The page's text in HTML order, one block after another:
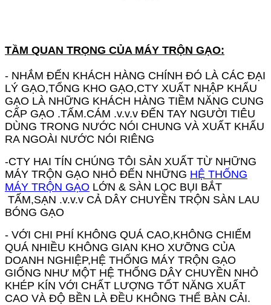
TẦM QUAN TRỌNG CỦA MÁY TRỘN GẠO:
- NHẮM ĐẾN KHÁCH HÀNG CHÍNH ĐÓ LÀ CÁC ĐẠI
LÝ GẠO,TỔNG KHO GẠO,CTY XUẤT NHẬP KHẨU
GẠO LÀ NHỮNG KHÁCH HÀNG TIỀM NĂNG CUNG
CẤP GẠO .TẤM.CÁM .v.v.v ĐẾN TAY NGƯỜI TIÊU
DÙNG TRONG NƯỚC NÓI CHUNG VÀ XUẤT KHẨU
RA NGOÀI NƯỚC NÓI RIÊNG
-CTY HAI TÍN CHÚNG TÔI SẢN XUẤT TỪ NHỮNG
MÁY TRỘN GẠO NHỎ ĐẾN NHỮNG HỆ THỐNG
MÁY TRỘN GẠO LỚN & SÀN LỌC BỤI BẮT
TẤM,SẠN .v.v.v CẢ DÂY CHUYỀN TRỘN SÀN LAU
BÓNG GẠO
- VỚI CHI PHÍ KHÔNG QUÁ CAO,KHÔNG CHIẾM
QUÁ NHIỀU KHÔNG GIAN KHO XƯỠNG CỦA
DOANH NGHIỆP,HỆ THỐNG MÁY TRỘN GẠO
GIỐNG NHƯ MỘT HỆ THỐNG DÂY CHUYỀN NHỎ
KHÉP KÍN VỚI CHẤT LƯỢNG TỐT NĂNG XUẤT
CAO VÀ ĐỘ BỀN LÀ ĐỀU KHÔNG THỂ BÀN CẢI.